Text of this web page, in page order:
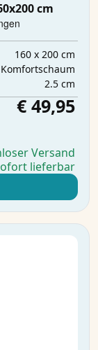
cm
160 x 200 cm
Komfortschaum
2.5 cm
€ 49,95
Versand
lieferbar